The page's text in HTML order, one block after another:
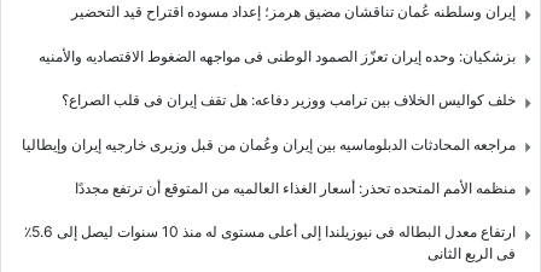
إیران وسلطنه عُمان تناقشان مضیق هرمز؛ إعداد مسوده اقتراح قید التحضیر
بزشکیان: وحده إیران تعزّز الصمود الوطنی فی مواجهه الضغوط الاقتصادیه والأمنیه
خلف کوالیس الخلاف بین ترامب ووزیر دفاعه: هل تقف إیران فی قلب الصراع؟
مراجعه المحادثات الدبلوماسیه بین إیران وعُمان من قبل وزیری خارجیه إیران وإیطالیا
منظمه الأمم المتحده تحذر: أسعار الغذاء العالمیه من المتوقع أن ترتفع مجددًا
ارتفاع معدل البطاله فی نیوزیلندا إلى أعلى مستوى له منذ 10 سنوات لیصل إلى 5.6٪
فی الربع الثانی